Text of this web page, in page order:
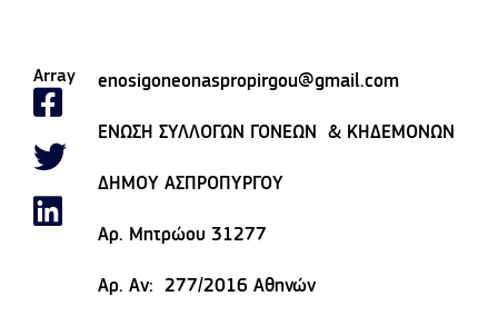
Array enosigoneonaspropirgou@gmail.com
ΕΝΩΣΗ ΣΥΛΛΟΓΩΝ ΓΟΝΕΩΝ & ΚΗΔΕΜΟΝΩΝ
ΔΗΜΟΥ ΑΣΠΡΟΠΥΡΓΟΥ
Αρ. Μητρώου 31277
Αρ. Αν: 277/2016 Αθηνών